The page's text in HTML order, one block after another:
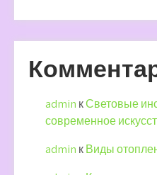
admin кСветовые
современное
admin кВиды